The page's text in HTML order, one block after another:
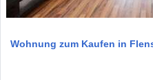
Wohnung zum Kaufen in